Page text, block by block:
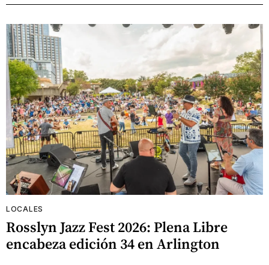
LOCALES
Rosslyn Jazz Fest 2026: Plena Libre
encabeza edición 34 en Arlington